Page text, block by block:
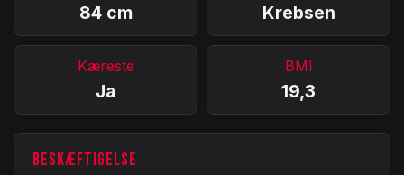
84 cm Krebsen
Kæreste
Ja
BMI
19,3
BESKÆFTIGELSE